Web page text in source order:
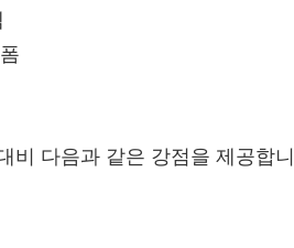
비 다음과 같은 강점을 제공합니